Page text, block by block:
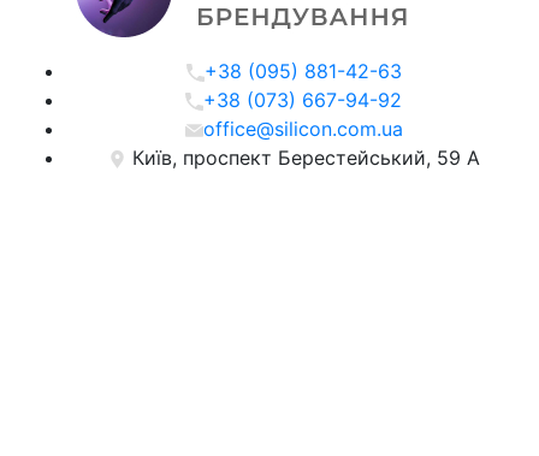
+38 (095) 881-42-63
+38 (073) 667-94-92
office@silicon.com.ua
Київ, проспект Берестейський, 59 А